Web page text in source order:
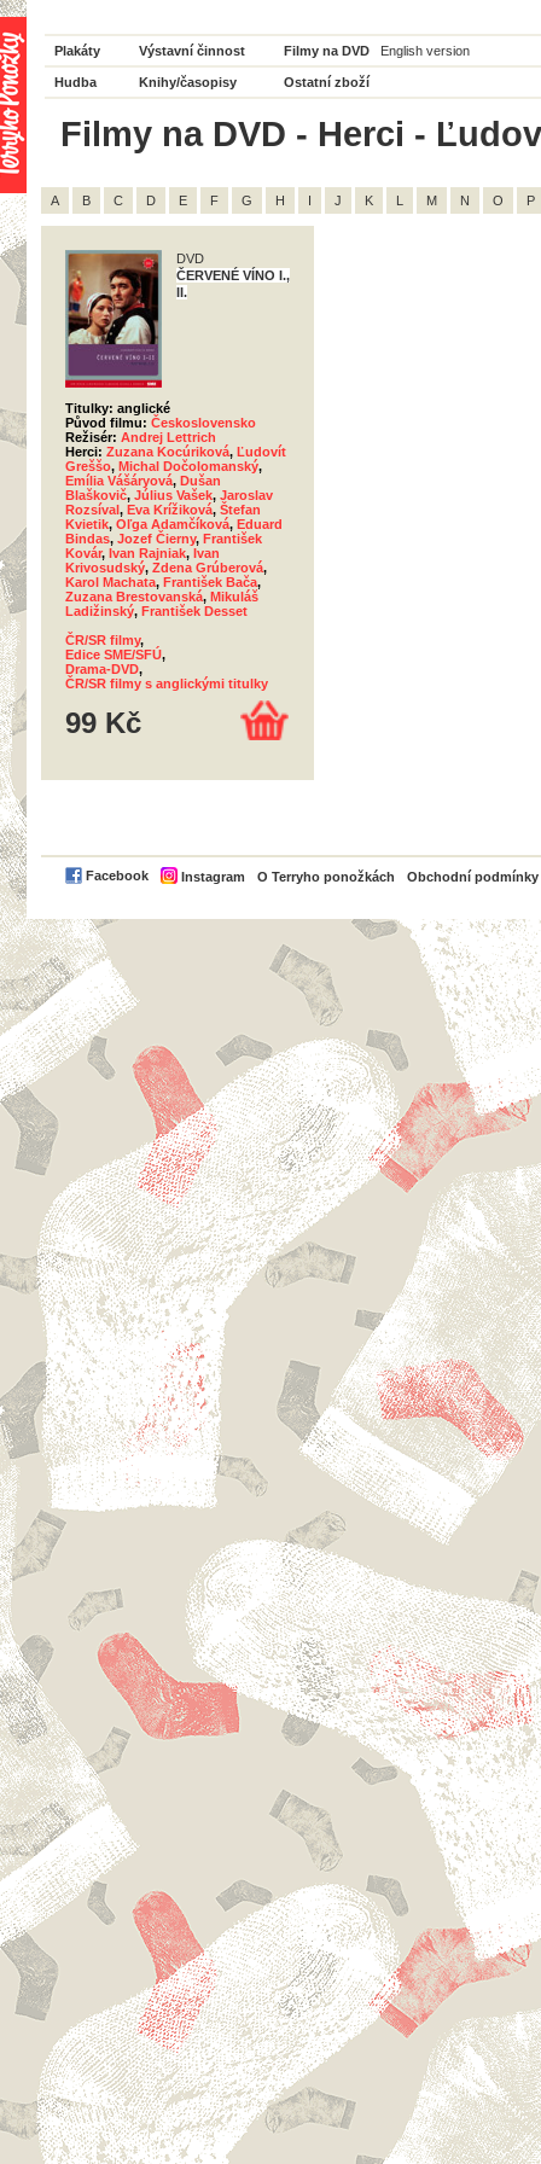
Plakáty Výstavní činnost Filmy na DVD English version
Hudba Knihy/časopisy Ostatní zboží
Filmy na DVD - Herci -
A B C D E F G H I J K L M N O P
DVD
ČERVENÉ VÍNO I.,
II.
Titulky: anglické
Původ filmu: Československo
Režisér: Andrej Lettrich
Herci: Zuzana Kocúriková, Ľudovít
Greššo, Michal Dočolomanský,
Emília Vášáryová, Dušan
Blaškovič, Július Vašek, Jaroslav
Rozsíval, Eva Krížiková, Štefan
Kvietik, Oľga Adamčíková, Eduard
Bindas, Jozef Čierny, František
Kovár, Ivan Rajniak, Ivan
Krivosudský, Zdena Grúberová,
Karol Machata, František Bača,
Zuzana Brestovanská, Mikuláš
Ladižinský, František Desset
ČR/SR filmy,
Edice SME/SFÚ,
Drama-DVD,
ČR/SR filmy s anglickými titulky
99 Kč
Facebook Instagram O Terryho ponožkách Obchodní podmínky
PayPal